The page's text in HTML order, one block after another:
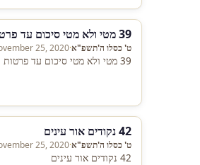
39 מטי ולא מטי סיכום עד פרטות
ט' כסלו ה'תשפ"א·
25, 2020
39 מטי ולא מטי סיכום עד פרטות
42 נקודים אור עינים
ט' כסלו ה'תשפ"א·
25, 2020
42 נקודים אור עינים